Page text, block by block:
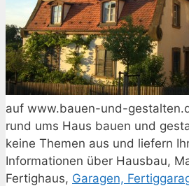
auf www.bauen-und-
rund ums Haus bauen und
keine Themen aus und liefern
Informationen über Hausbau,
Fertighaus, Garagen,